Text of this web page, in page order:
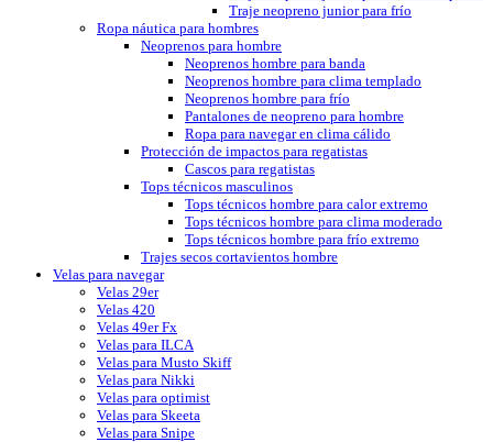
Traje neopreno junior para frío
Ropa náutica para hombres
Neoprenos para hombre
Neoprenos hombre para banda
Neoprenos hombre para clima templado
Neoprenos hombre para frío
Pantalones de neopreno para hombre
Ropa para navegar en clima cálido
Protección de impactos para regatistas
Cascos para regatistas
Tops técnicos masculinos
Tops técnicos hombre para calor extremo
Tops técnicos hombre para clima moderado
Tops técnicos hombre para frío extremo
Trajes secos cortavientos hombre
Velas para navegar
Velas 29er
Velas 420
Velas 49er Fx
Velas para ILCA
Velas para Musto Skiff
Velas para Nikki
Velas para optimist
Velas para Skeeta
Velas para Snipe